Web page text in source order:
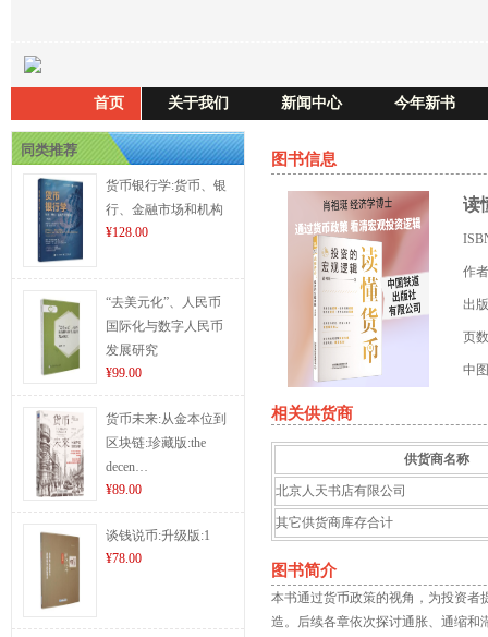
首页 关于我们 新闻中心 今年新书
同类推荐
货币银行学:货币、银
行、金融市场和机构
¥128.00
“去美元化”、人民币
国际化与数字人民币
发展研究
¥99.00
货币未来:从金本位到
区块链:珍藏版:the
decen…
¥89.00
谈钱说币:升级版:1
¥78.00
图书信息
读
作
出
页
中
相关供货商
供货商名称
北京人天书店有限公司
其它供货商库存合计
图书简介
本书通过货币政策的视角，为投资者
造。后续各章依次探讨通胀、通缩和